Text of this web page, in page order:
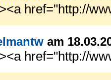
href="http://
am
href="http://